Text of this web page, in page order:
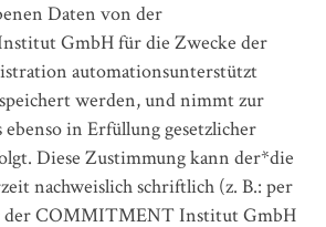
Daten von der
GmbH für die Zwecke der
automationsunterstützt
werden, und nimmt zur
ebenso in Erfüllung gesetzlicher
Diese Zustimmung kann der*die
nachweislich schriftlich (z. B.: per
der COMMITMENT Institut GmbH